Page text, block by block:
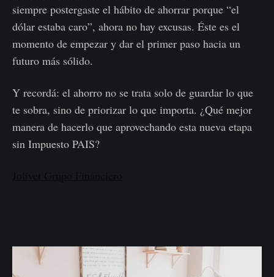
siempre postergaste el hábito de ahorrar porque “el
dólar estaba caro”, ahora no hay excusas. Éste es el
momento de empezar y dar el primer paso hacia un
futuro más sólido.
Y recordá: el ahorro no se trata solo de guardar lo que
te sobra, sino de priorizar lo que importa. ¿Qué mejor
manera de hacerlo que aprovechando esta nueva etapa
sin Impuesto PAIS?